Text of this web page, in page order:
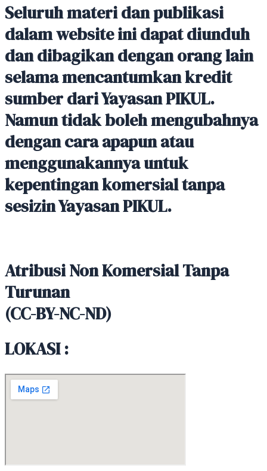
Seluruh materi dan publikasi
dalam website ini dapat diunduh
dan dibagikan dengan orang lain
selama mencantumkan kredit
sumber dari Yayasan PIKUL.
Namun tidak boleh mengubahnya
dengan cara apapun atau
menggunakannya untuk
kepentingan komersial tanpa
sesizin Yayasan PIKUL.
Atribusi Non Komersial Tanpa
Turunan
(CC-BY-NC-ND)
LOKASI :